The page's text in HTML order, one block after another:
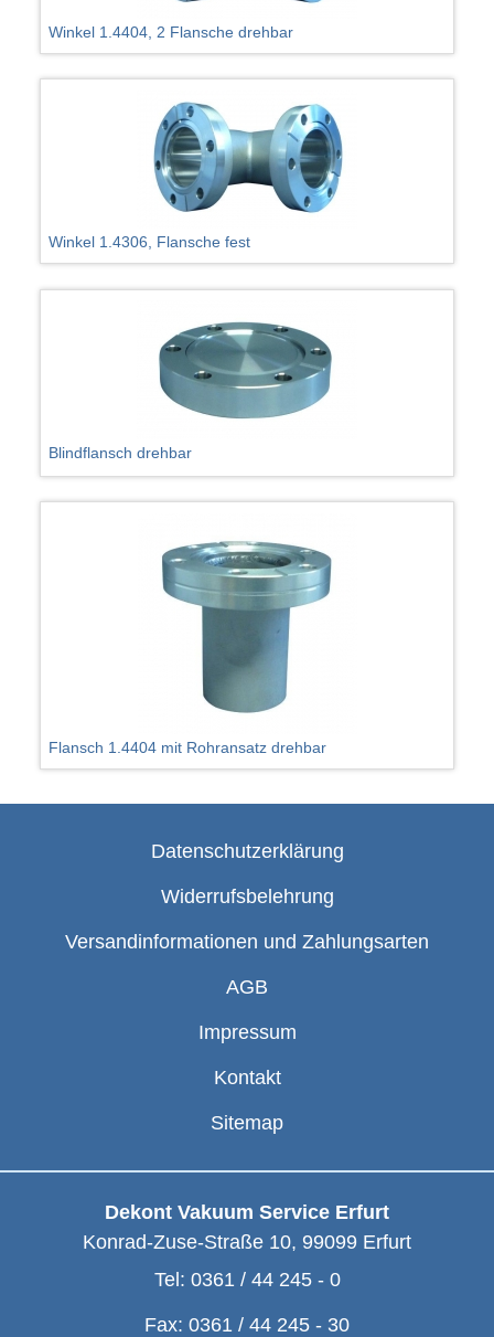
Winkel 1.4404, 2 Flansche drehbar
Winkel 1.4306, Flansche fest
Blindflansch drehbar
Flansch 1.4404 mit Rohransatz drehbar
Datenschutzerklärung
Widerrufsbelehrung
Versandinformationen und Zahlungsarten
AGB
Impressum
Kontakt
Sitemap
Dekont Vakuum Service Erfurt
Konrad-Zuse-Straße 10, 99099 Erfurt
Tel: 0361 / 44 245 - 0
Fax: 0361 / 44 245 - 30